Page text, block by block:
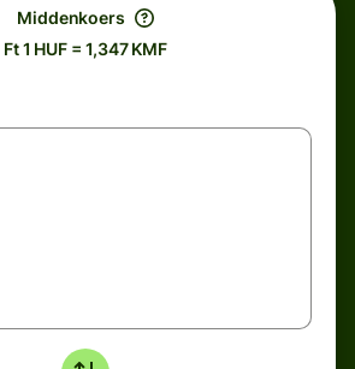
Middenkoers
Ft 1 HUF = 1,347 KMF